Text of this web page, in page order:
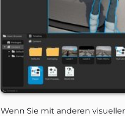
Wenn Sie mit anderen